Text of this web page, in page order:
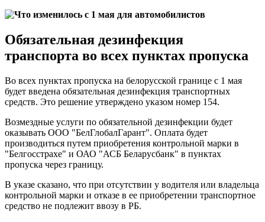
Обязательная дезинфекция
транспорта во всех пунктах пропуска
Во всех пунктах пропуска на белорусской границе с 1 мая
будет введена обязательная дезинфекция транспортных
средств. Это решение утверждено указом номер 154.
Возмездные услуги по обязательной дезинфекции будет
оказывать ООО "БелГлобалГарант". Оплата будет
производиться путем приобретения контрольной марки в
"Белгосстрахе" и ОАО "АСБ Беларусбанк" в пунктах
пропуска через границу.
В указе сказано, что при отсутствии у водителя или владельца
контрольной марки и отказе в ее приобретении транспортное
средство не подлежит ввозу в РБ.